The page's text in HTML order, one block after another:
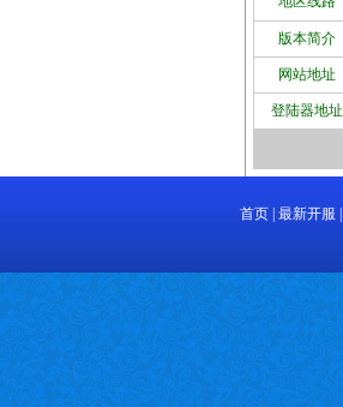
版本简介
网站地址
登陆器地址
首页| 最新开服